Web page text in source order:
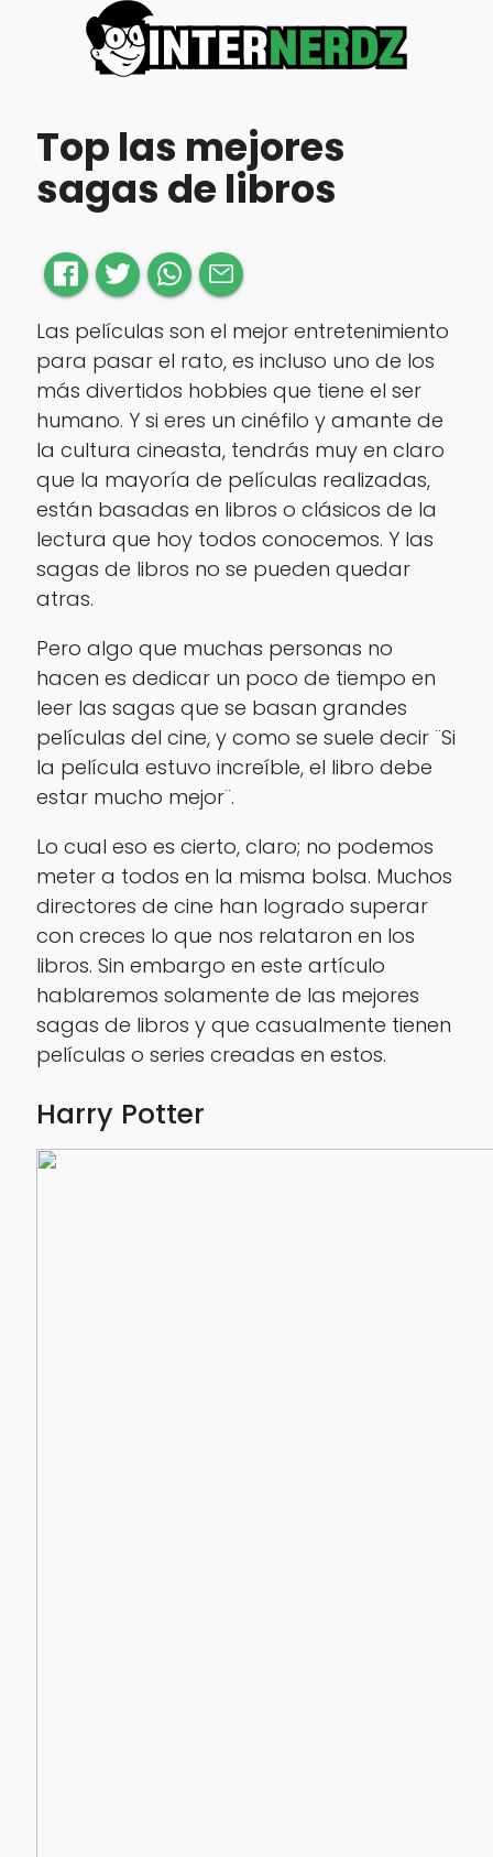
Top las mejores
sagas de libros
Las películas son el mejor entretenimiento
para pasar el rato, es incluso uno de los
más divertidos hobbies que tiene el ser
humano. Y si eres un cinéfilo y amante de
la cultura cineasta, tendrás muy en claro
que la mayoría de películas realizadas,
están basadas en libros o clásicos de la
lectura que hoy todos conocemos. Y las
sagas de libros no se pueden quedar
atras.
Pero algo que muchas personas no
hacen es dedicar un poco de tiempo en
leer las sagas que se basan grandes
películas del cine, y como se suele decir ¨Si
la película estuvo increíble, el libro debe
estar mucho mejor¨.
Lo cual eso es cierto, claro; no podemos
meter a todos en la misma bolsa. Muchos
directores de cine han logrado superar
con creces lo que nos relataron en los
libros. Sin embargo en este artículo
hablaremos solamente de las mejores
sagas de libros y que casualmente tienen
películas o series creadas en estos.
Harry Potter